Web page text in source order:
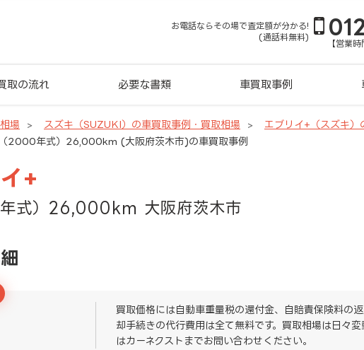
お電話ならその場で査定額が分かる!
(通話料無料)
【営業
取の流れ 必要な書類 車買取事例
場 スズキ（SUZUKI）の車買取事例・買取相場
エブリイ+（スズキ）
2000年式）26,000km (大阪府茨木市)の車買取事例
+
式）26,000km 大阪府茨木市
買取価格には自動車重量税の還付金、自賠責保険料の
却手続きの代行費用は全て無料です。買取相場は日々
はカーネクストまでお問い合わせください。